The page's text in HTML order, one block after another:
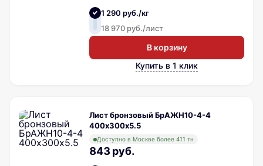
1 290 руб./кг
18 970 руб./лист
В корзину
Купить в 1 клик
Лист бронзовый БрАЖН10-4-4
400х300х5.5
Доступно в Москве более 411 тн
843 руб.